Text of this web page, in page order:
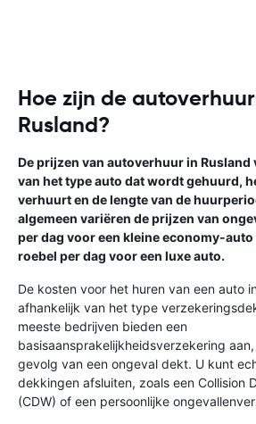
Hoe zijn de
Rusland?
De prijzen van autoverhuur in
van het type auto dat wordt gehuurd,
verhuurt en de lengte van de
algemeen variëren de prijzen van
per dag voor een kleine economy-
roebel per dag voor een luxe auto.
De kosten voor het huren van een auto
afhankelijk van het type
meeste bedrijven bieden een
basisaansprakelijkheidsverzekering
gevolg van een ongeval dekt. U kunt
dekkingen afsluiten, zoals een Collision
(CDW) of een persoonlijke